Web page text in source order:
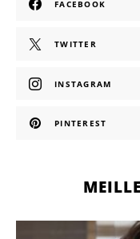
FACEBOOK
TWITTER
INSTAGRAM
PINTEREST